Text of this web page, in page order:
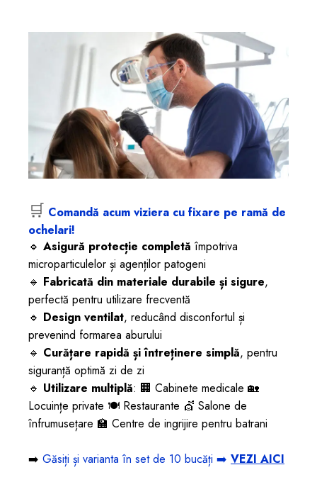
🛒 Comandă acum viziera cu fixare pe ramă de
ochelari!
🔹 Asigură protecție completă împotriva
microparticulelor și agenților patogeni
🔹 Fabricată din materiale durabile și sigure,
perfectă pentru utilizare frecventă
🔹 Design ventilat, reducând disconfortul și
prevenind formarea aburului
🔹 Curățare rapidă și întreținere simplă, pentru
siguranță optimă zi de zi
🔹 Utilizare multiplă: 🏢 Cabinete medicale 🏡
Locuințe private 🍽️ Restaurante 💇 Salone de
înfrumusețare 🏫 Centre de ingrijire pentru batrani
➡️ Găsiți și varianta în set de 10 bucăți ➡️ VEZI AICI